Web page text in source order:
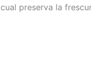
preserva la